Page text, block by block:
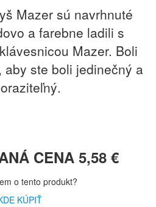
Mazer sú navrhnuté
a farebne ladili s
Mazer. Boli
aby ste boli jedinečný a
CENA 5,58 €
o tento produkt?
KÚPIŤ